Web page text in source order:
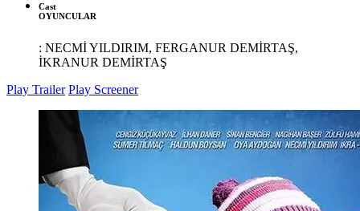
Cast
OYUNCULAR
: NECMİ YILDIRIM, FERGANUR DEMİRTAŞ,
İKRANUR DEMİRTAŞ
Play Trailer Play Screener